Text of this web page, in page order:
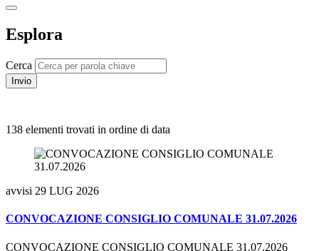
Esplora
Cerca
Invio
138 elementi trovati in ordine di data
avvisi 29 LUG 2026
CONVOCAZIONE CONSIGLIO COMUNALE 31.07.2026
CONVOCAZIONE CONSIGLIO COMUNALE 31.07.2026